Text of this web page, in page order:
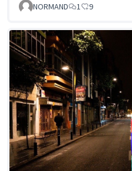
NORMAND 1 9